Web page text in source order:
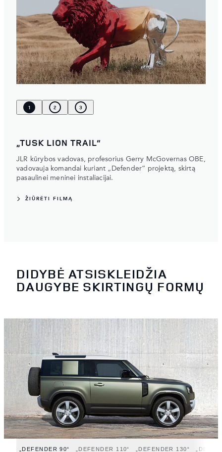
1 2 3
„TUSK LION TRAIL“
JLR kūrybos vadovas, profesorius Gerry McGovernas OBE,
vadovauja komandai kuriant „Defender“ projektą, skirtą
pasaulinei meninei instaliacijai.
ŽIŪRĖTI FILMĄ
DIDYBĖ ATSISKLEIDŽIA
DAUGYBE SKIRTINGŲ FORMŲ
„DEFENDER 90“ „DEFENDER 110“ „DEFENDER 130“